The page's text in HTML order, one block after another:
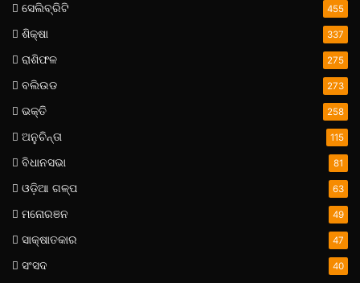
ସେଲିବ୍ରିଟି 455
ଶିକ୍ଷା 337
ରାଶିଫଳ 275
ବଲିଉଡ 273
ଭକ୍ତି 258
ଅନୁଚିନ୍ତା 115
ବିଧାନସଭା 81
ଓଡ଼ିଆ ଗଳ୍ପ 63
ମନୋରଞନ 49
ସାକ୍ଷାତକାର 47
ସଂସଦ 40